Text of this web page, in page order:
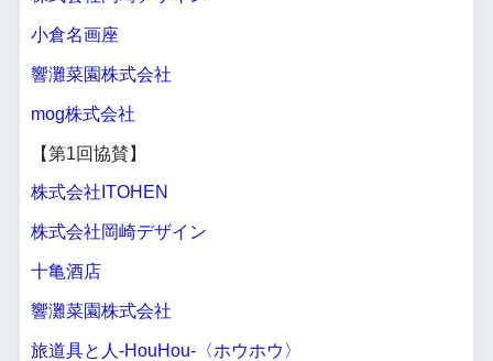
小倉名画座
響灘菜園株式会社
mog株式会社
【第1回協賛】
株式会社ITOHEN
株式会社岡崎デザイン
十亀酒店
響灘菜園株式会社
旅道具と人-HouHou-〈ホウホウ〉